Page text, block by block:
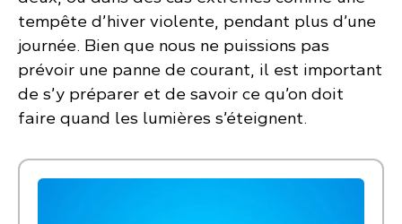
tempête d’hiver violente, pendant plus d’une
journée. Bien que nous ne puissions pas
prévoir une panne de courant, il est important
de s’y préparer et de savoir ce qu’on doit
faire quand les lumières s’éteignent.